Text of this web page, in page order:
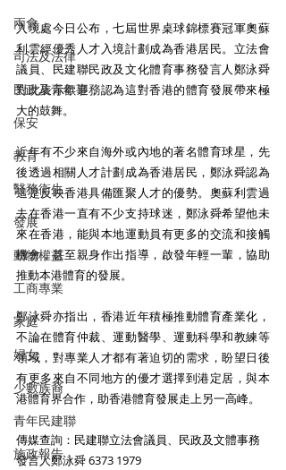
兩會
司法及法律
民政及青年事務
保安
教育
醫務衛生
發展
動物權益
工商專業
家庭
婦女
少數族裔
青年民建聯
施政報告
入境處今日公布，七屆世界桌球錦標賽冠軍奧蘇
利雲經優秀人才入境計劃成為香港居民。立法會
議員、民建聯民政及文化體育事務發言人鄭泳舜
對此表示歡迎，認為這對香港的體育發展帶來極
大的鼓舞。
近年有不少來自海外或內地的著名體育球星，先
後透過相關人才計劃成為香港居民，鄭泳舜認為
這是反映香港具備匯聚人才的優勢。奧蘇利雲過
去在香港一直有不少支持球迷，鄭泳舜希望他未
來在香港，能與本地運動員有更多的交流和接觸
機會，甚至親身作出指導，啟發年輕一輩，協助
推動本港體育的發展。
鄭泳舜亦指出，香港近年積極推動體育產業化，
不論在體育仲裁、運動醫學、運動科學和教練等
領域，對專業人才都有著迫切的需求，盼望日後
有更多來自不同地方的優才選擇到港定居，與本
港體育界合作，助香港體育發展走上另一高峰。
傳媒查詢：民建聯立法會議員、民政及文體事務
發言人鄭泳舜 6373 1979